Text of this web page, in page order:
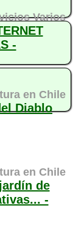
Varios
-
en Chile
Diablo
en Chile
de
-